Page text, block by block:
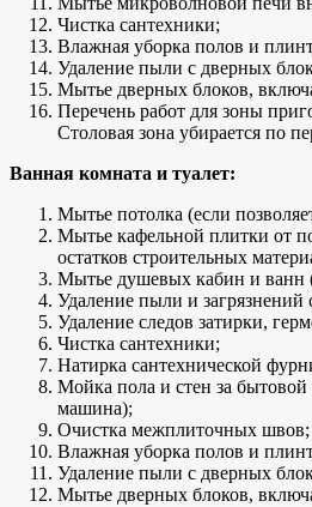
Чистка сантехники;
Влажная уборка полов и
Удаление пыли с дверных
Мытье дверных блоков,
Перечень работ для зоны
Столовая зона убирается по
Ванная комната и туалет:
Мытье потолка (если
Мытье кафельной плитки от
остатков строительных
Мытье душевых кабин и ванн
Удаление пыли и загрязнений
Удаление следов затирки,
Чистка сантехники;
Натирка сантехнической
Мойка пола и стен за бытовой
машина);
Очистка межплиточных швов;
Влажная уборка полов и
Удаление пыли с дверных
Мытье дверных блоков,